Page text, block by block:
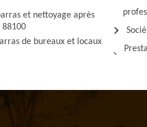
et nettoyage après
88100
de bureaux et locaux